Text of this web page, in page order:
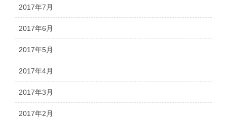
2017年7月
2017年6月
2017年5月
2017年4月
2017年3月
2017年2月